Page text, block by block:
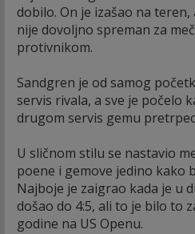
dobilo. On je izašao na
nije dovoljno spreman za
protivnikom.
Sandgren je od samog
servis rivala, a sve je počelo
drugom servis gemu
U sličnom stilu se nastavio
poene i gemove jedino kako
Najboje je zaigrao kada je u
došao do 4:5, ali to je bilo to
godine na US Openu.